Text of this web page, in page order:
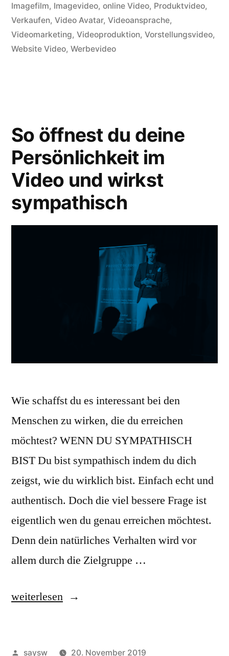
Imagefilm, Imagevideo, online Video, Produktvideo,
Verkaufen, Video Avatar, Videoansprache,
Videomarketing, Videoproduktion, Vorstellungsvideo,
Website Video, Werbevideo
So öffnest du deine
Persönlichkeit im
Video und wirkst
sympathisch
Wie schaffst du es interessant bei den
Menschen zu wirken, die du erreichen
möchtest? WENN DU SYMPATHISCH
BIST Du bist sympathisch indem du dich
zeigst, wie du wirklich bist. Einfach echt und
authentisch. Doch die viel bessere Frage ist
eigentlich wen du genau erreichen möchtest.
Denn dein natürliches Verhalten wird vor
allem durch die Zielgruppe …
“So
weiterlesen
Veröffentlicht
saysw 20. November 2019